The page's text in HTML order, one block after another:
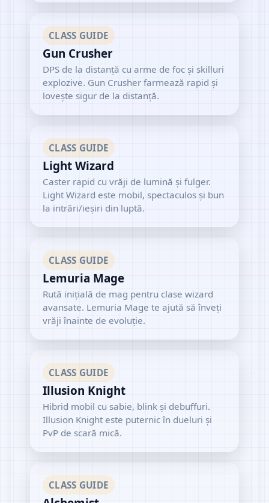
CLASS GUIDE
Gun Crusher
DPS de la distanță cu arme de foc și skilluri
explozive. Gun Crusher farmează rapid și
lovește sigur de la distanță.
CLASS GUIDE
Light Wizard
Caster rapid cu vrăji de lumină și fulger.
Light Wizard este mobil, spectaculos și bun
la intrări/ieșiri din luptă.
CLASS GUIDE
Lemuria Mage
Rută inițială de mag pentru clase wizard
avansate. Lemuria Mage te ajută să înveți
vrăji înainte de evoluție.
CLASS GUIDE
Illusion Knight
Hibrid mobil cu sabie, blink și debuffuri.
Illusion Knight este puternic în dueluri și
PvP de scară mică.
CLASS GUIDE